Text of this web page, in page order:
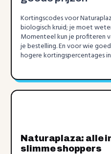
Kortingscodes voor
biologisch kruid; je moet
Momenteel kun je profiteren
je bestelling. En voor wie
hogere kortingspercentages
Naturaplaza: alle
slimme shoppers